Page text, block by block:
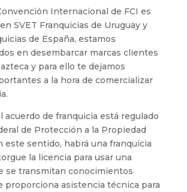
Internacional de FCI es
SVET Franquicias de Uruguay y
de España, estamos
en desembarcar marcas clientes
y para ello te dejamos
a la hora de comercializar
acuerdo de franquicia está regulado
de Protección a la Propiedad
este sentido, habrá una franquicia
la licencia para usar una
se transmitan conocimientos
proporciona asistencia técnica para